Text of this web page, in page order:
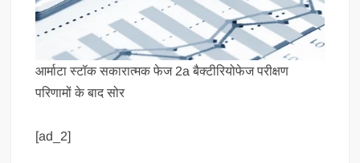
आर्माटा स्टॉक सकारात्मक फेज 2a बैक्टीरियोफेज परीक्षण
परिणामों के बाद सोर
[ad_2]